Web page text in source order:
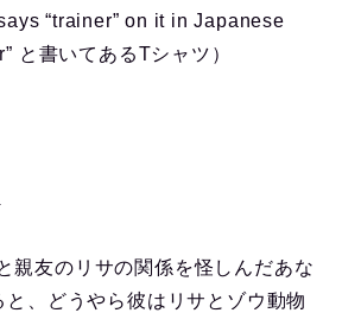
“trainer” on it in Japanese
と書いてあるTシャツ）
親友のリサの関係を怪しんだあな
、どうやら彼はリサとゾウ動物